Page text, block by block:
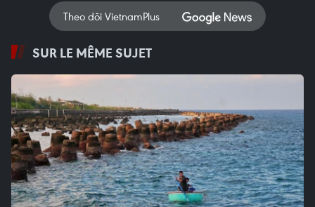
Theo dõi VietnamPlus
SUR LE MÊME SUJET